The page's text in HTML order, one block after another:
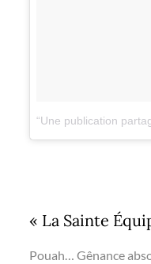
Une publication partagée
« La Sainte
Pouah… Gênance